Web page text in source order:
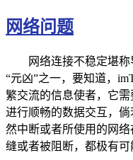
网络问题
网络连接不稳定堪
“元凶”之一，要知道，
繁交流的信息使者，它
进行顺畅的数据交互，
然中断或者所使用的网
缝或者被阻断，都极有可